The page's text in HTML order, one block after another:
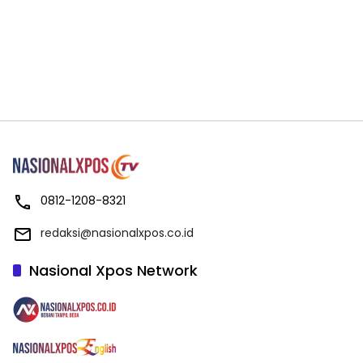
0812-1208-8321
redaksi@nasionalxpos.co.id
Nasional Xpos Network